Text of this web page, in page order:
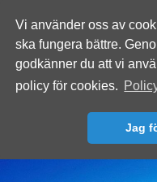
Vi använder oss av
ska fungera bättre.
godkänner du att vi
policy för cookies.
Jag